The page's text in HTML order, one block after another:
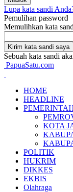
Lupa kata sandi
Pemulihan password
Memulihkan kata
Sebuah kata sandi
PapuaSatu.com
HOME
HEADLINE
KOTA
POLITIK
HUKRIM
DIKKES
EKBIS
Olahraga